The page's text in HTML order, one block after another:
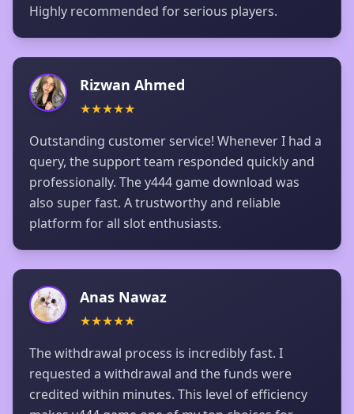
Highly recommended for serious players.
Rizwan Ahmed
★★★★★
Outstanding customer service! Whenever I had a
query, the support team responded quickly and
professionally. The y444 game download was
also super fast. A trustworthy and reliable
platform for all slot enthusiasts.
Anas Nawaz
★★★★★
The withdrawal process is incredibly fast. I
requested a withdrawal and the funds were
credited within minutes. This level of efficiency